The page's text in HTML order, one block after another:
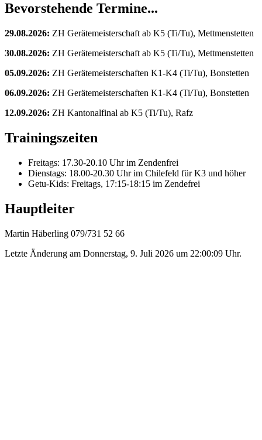
Bevorstehende Termine...
29.08.2026: ZH Gerätemeisterschaft ab K5 (Ti/Tu), Mettmenstetten
30.08.2026: ZH Gerätemeisterschaft ab K5 (Ti/Tu), Mettmenstetten
05.09.2026: ZH Gerätemeisterschaften K1-K4 (Ti/Tu), Bonstetten
06.09.2026: ZH Gerätemeisterschaften K1-K4 (Ti/Tu), Bonstetten
12.09.2026: ZH Kantonalfinal ab K5 (Ti/Tu), Rafz
Trainingszeiten
Freitags: 17.30-20.10 Uhr im Zendenfrei
Dienstags: 18.00-20.30 Uhr im Chilefeld für K3 und höher
Getu-Kids: Freitags, 17:15-18:15 im Zendefrei
Hauptleiter
Martin Häberling 079/731 52 66
Letzte Änderung am Donnerstag, 9. Juli 2026 um 22:00:09 Uhr.